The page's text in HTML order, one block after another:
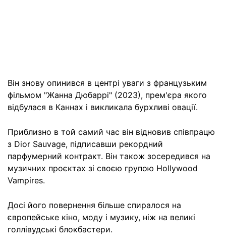
Він знову опинився в центрі уваги з французьким
фільмом "Жанна Дюбаррі" (2023), прем'єра якого
відбулася в Каннах і викликала бурхливі овації.
Приблизно в той самий час він відновив співпрацю
з Dior Sauvage, підписавши рекордний
парфумерний контракт. Він також зосередився на
музичних проєктах зі своєю групою Hollywood
Vampires.
Досі його повернення більше спиралося на
європейське кіно, моду і музику, ніж на великі
голлівудські блокбастери.